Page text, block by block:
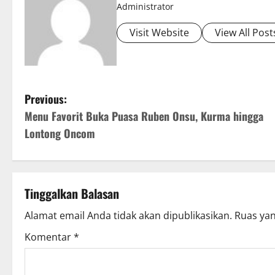
Administrator
Visit Website View All
P
o
s
n
a
v
Previous:
Menu Favorit Buka Puasa Ruben Onsu, Kurma hingga
Lontong Oncom
Tinggalkan Balasan
Alamat email Anda tidak akan dipublikasikan. Ruas
Komentar*